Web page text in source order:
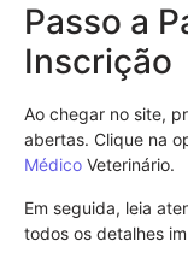
Passo a
Inscrição
Ao chegar no site,
abertas. Clique na
Médico Veterinário.
Em seguida, leia
todos os detalhes